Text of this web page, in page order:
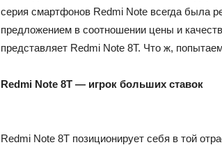
серия смартфонов Redmi Note всегда была
предложением в соотношении цены и
представляет Redmi Note 8T. Что ж,
Redmi Note 8T — игрок больших ставок
Redmi Note 8T позиционирует себя в той